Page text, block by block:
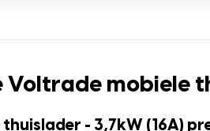
Voltrade mobiele
- 3,7kW (16A)